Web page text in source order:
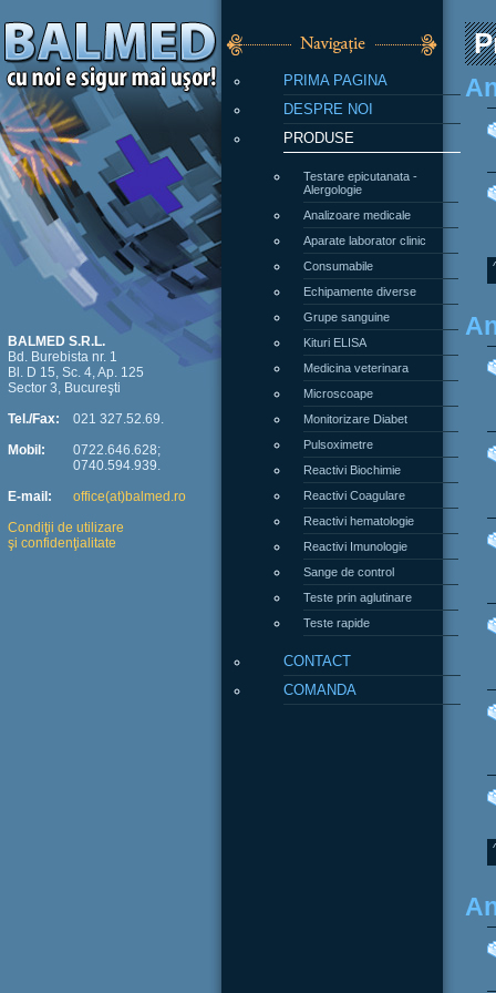
PRIMA PAGINA
DESPRE NOI
PRODUSE
Testare epicutanata -
Alergologie
Analizoare medicale
Aparate laborator clinic
Consumabile
Echipamente diverse
Grupe sanguine
Kituri ELISA
Medicina veterinara
Microscoape
Monitorizare Diabet
Pulsoximetre
Reactivi Biochimie
Reactivi Coagulare
Reactivi hematologie
Reactivi Imunologie
Sange de control
Teste prin aglutinare
Teste rapide
CONTACT
COMANDA
BALMED S.R.L.
Bd. Burebista nr. 1
Bl. D 15, Sc. 4, Ap. 125
Sector 3, Bucureşti
Tel./Fax:
Mobil:
E-mail:
021 327.52.69.
0722.646.628;
0740.594.939.
office(at)balmed.ro
Condiţii de utilizare
şi confidenţialitate